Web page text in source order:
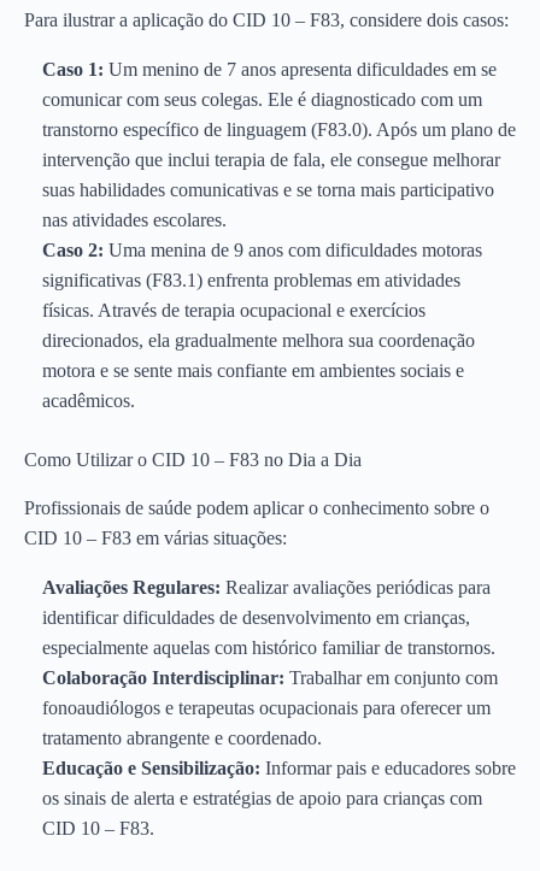
Para ilustrar a aplicação do CID 10 – F83, considere dois casos:
Caso 1: Um menino de 7 anos apresenta dificuldades em se
comunicar com seus colegas. Ele é diagnosticado com um
transtorno específico de linguagem (F83.0). Após um plano de
intervenção que inclui terapia de fala, ele consegue melhorar
suas habilidades comunicativas e se torna mais participativo
nas atividades escolares.
Caso 2: Uma menina de 9 anos com dificuldades motoras
significativas (F83.1) enfrenta problemas em atividades
físicas. Através de terapia ocupacional e exercícios
direcionados, ela gradualmente melhora sua coordenação
motora e se sente mais confiante em ambientes sociais e
acadêmicos.
Como Utilizar o CID 10 – F83 no Dia a Dia
Profissionais de saúde podem aplicar o conhecimento sobre o
CID 10 – F83 em várias situações:
Avaliações Regulares: Realizar avaliações periódicas para
identificar dificuldades de desenvolvimento em crianças,
especialmente aquelas com histórico familiar de transtornos.
Colaboração Interdisciplinar: Trabalhar em conjunto com
fonoaudiólogos e terapeutas ocupacionais para oferecer um
tratamento abrangente e coordenado.
Educação e Sensibilização: Informar pais e educadores sobre
os sinais de alerta e estratégias de apoio para crianças com
CID 10 – F83.